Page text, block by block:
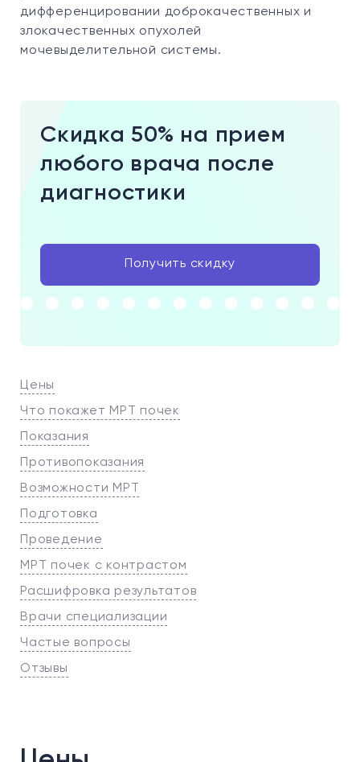
Цены
Что покажет МРТ почек
Показания
Противопоказания
Возможности МРТ
Подготовка
Проведение
МРТ почек с контрастом
Расшифровка результатов
Врачи специализации
Частые вопросы
Отзывы
дифференцировании доброкачественных и
злокачественных опухолей
мочевыделительной системы.
Скидка 50% на прием
любого врача после
диагностики
Получить скидку